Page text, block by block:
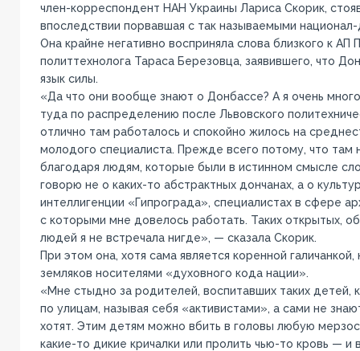
член-корреспондент НАН Украины Лариса Скорик,
впоследствии порвавшая с так называемыми
Она крайне негативно восприняла слова близкого к АП
политтехнолога Тараса Березовца, заявившего, что
язык силы.
«Да что они вообще знают о Донбассе? А я очень
туда по распределению после Львовского
отлично там работалось и спокойно жилось на
молодого специалиста. Прежде всего потому, что там
благодаря людям, которые были в истинном смысле
говорю не о каких-то абстрактных дончанах, а о
интеллигенции «Гипрограда», специалистах в сфере
с которыми мне довелось работать. Таких открытых,
людей я не встречала нигде», — сказала Скорик.
При этом она, хотя сама является коренной галичанкой,
земляков носителями «духовного кода нации».
«Мне стыдно за родителей, воспитавших таких детей,
по улицам, называя себя «активистами», а сами не
хотят. Этим детям можно вбить в головы любую
какие-то дикие кричалки или пролить чью-то кровь — и